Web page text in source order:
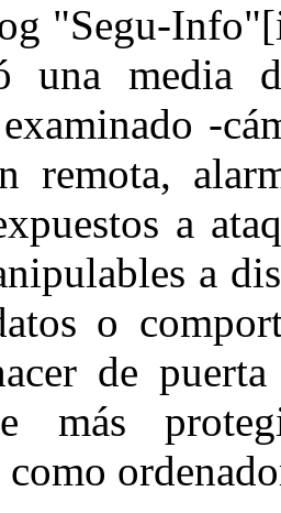
"Segu-
una media
-
remota,
a
a
o
de
más
como